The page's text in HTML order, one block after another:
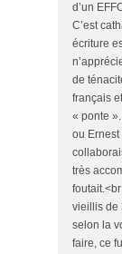
d’un
C’est
écriture
de
français
« ponte
ou Ernest
très
vieillis de
selon la
faire, ce